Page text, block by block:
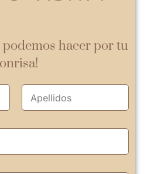
podemos hacer por tu